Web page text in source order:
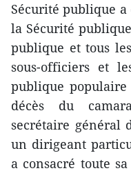
Sécurité publique
la Sécurité
publique et tous
sous-officiers et
publique
décès du
secrétaire général
un dirigeant
a consacré toute